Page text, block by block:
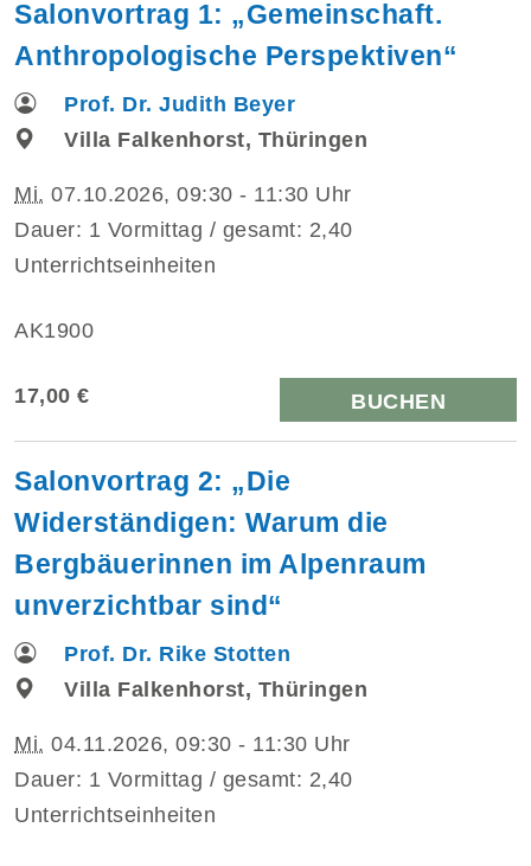
Salonvortrag 1: „Gemeinschaft.
Anthropologische Perspektiven“
Prof. Dr. Judith Beyer
Villa Falkenhorst, Thüringen
Mi. 07.10.2026, 09:30 - 11:30 Uhr
Dauer: 1 Vormittag / gesamt: 2,40
Unterrichtseinheiten
AK1900
17,00 € BUCHEN
Salonvortrag 2: „Die
Widerständigen: Warum die
Bergbäuerinnen im Alpenraum
unverzichtbar sind“
Prof. Dr. Rike Stotten
Villa Falkenhorst, Thüringen
Mi. 04.11.2026, 09:30 - 11:30 Uhr
Dauer: 1 Vormittag / gesamt: 2,40
Unterrichtseinheiten